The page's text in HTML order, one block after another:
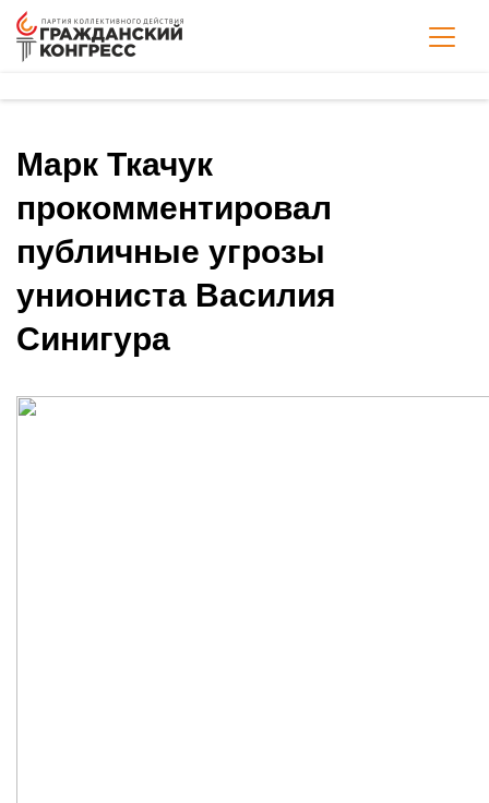
Марк Ткачук
прокомментировал
публичные угрозы
униониста Василия
Синигура